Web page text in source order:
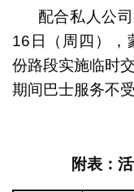
配合私人公
16日（周四），
份路段实施临时
期间巴士服务不受
附表：